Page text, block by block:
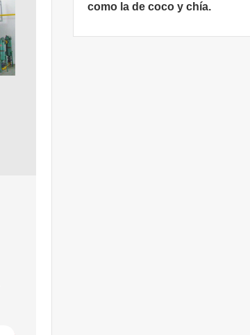
como la de coco y chía.